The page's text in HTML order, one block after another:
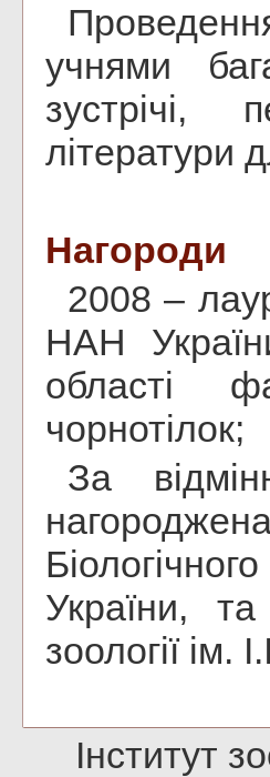
учнями
зустрічі,
літератури
Нагороди
2008 –
НАН
області
чорнотілок;
За
України,
зоології
Інститут